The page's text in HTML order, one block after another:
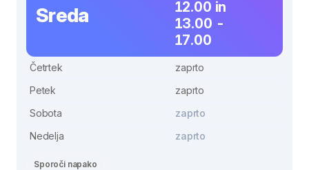
Sreda
12.00 in
13.00 -
17.00
Četrtek
zaprto
Petek
zaprto
Sobota
zaprto
Nedelja
zaprto
Sporoči napako